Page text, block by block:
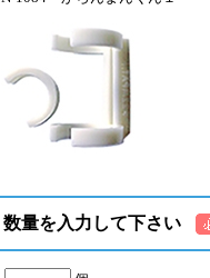
数量を入力して下さい